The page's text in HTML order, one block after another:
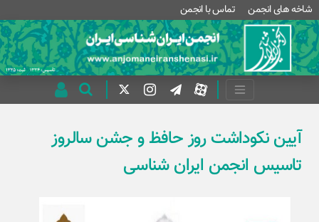
شاخه های انجمن تماس با انجمن
آیین نکوداشت روز حافظ و جشن سالروز
تاسیس انجمن ایران شناسی